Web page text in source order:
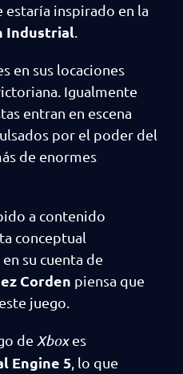
estaría inspirado en la
Industrial
en sus locaciones
Igualmente
entran en escena
por el poder del
de enormes
a contenido
conceptual
en su cuenta de
Corden piensa que
juego.
de Xboxes
Engine 5 , lo que